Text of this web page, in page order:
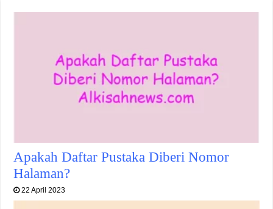
Apakah Daftar Pustaka Diberi Nomor
Halaman?
22 April 2023